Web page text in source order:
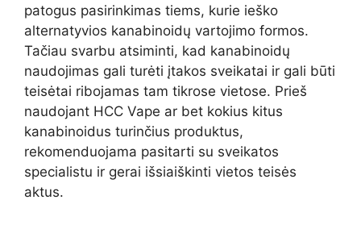
patogus pasirinkimas tiems, kurie ieško
alternatyvios kanabinoidų vartojimo formos.
Tačiau svarbu atsiminti, kad kanabinoidų
naudojimas gali turėti įtakos sveikatai ir gali būti
teisėtai ribojamas tam tikrose vietose. Prieš
naudojant HCC Vape ar bet kokius kitus
kanabinoidus turinčius produktus,
rekomenduojama pasitarti su sveikatos
specialistu ir gerai išsiaiškinti vietos teisės
aktus.